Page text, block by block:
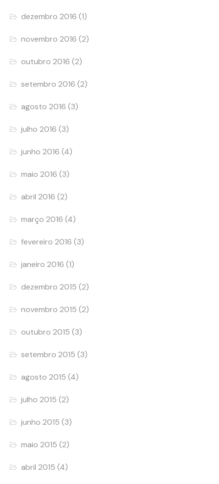
dezembro 2016 (1)
novembro 2016 (2)
outubro 2016 (2)
setembro 2016 (2)
agosto 2016 (3)
julho 2016 (3)
junho 2016 (4)
maio 2016 (3)
abril 2016 (2)
março 2016 (4)
fevereiro 2016 (3)
janeiro 2016 (1)
dezembro 2015 (2)
novembro 2015 (2)
outubro 2015 (3)
setembro 2015 (3)
agosto 2015 (4)
julho 2015 (2)
junho 2015 (3)
maio 2015 (2)
abril 2015 (4)